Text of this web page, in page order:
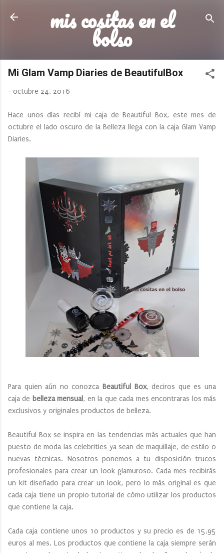
Ir al contenido principal
mis cositas en el
bolso
Mi Glam Vamp Diaries de BeautifulBox
- octubre 24, 2016
Hace unos días recibí mi caja de Beautiful Box, este mes de
octubre el lado oscuro de la Belleza llega con la caja Glam Vamp
Diaries.
Para quien aún no conozca Beautiful Box, deciros que es una
caja de belleza mensual, en la que cada mes encontraras los más
exclusivos y originales productos de belleza.
Beautiful Box se inspira en las tendencias más actuales que han
puesto de moda las celebrities ya sean de maquillaje, de estilo o
nuevas técnicas. Nosotros ponemos a tu disposición trucos
profesionales para crear un look glamuroso. Cada mes recibirás
un kit diseñado para crear un look, pero lo más original es que
cada caja tiene un propio tutorial de cómo utilizar los productos
que contiene la caja.
Cada caja contiene unos 10 productos y su precio es de 15,95
euros al mes. Los productos que contiene la caja siempre serán